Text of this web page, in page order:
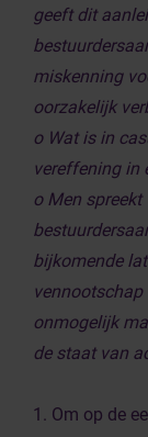
geeft dit
miskenning
oorzakelijk
o Wat is in
vereffening in
o Men
bijkomende
vennootschap
onmogelijk
de staat van
1. Om op de